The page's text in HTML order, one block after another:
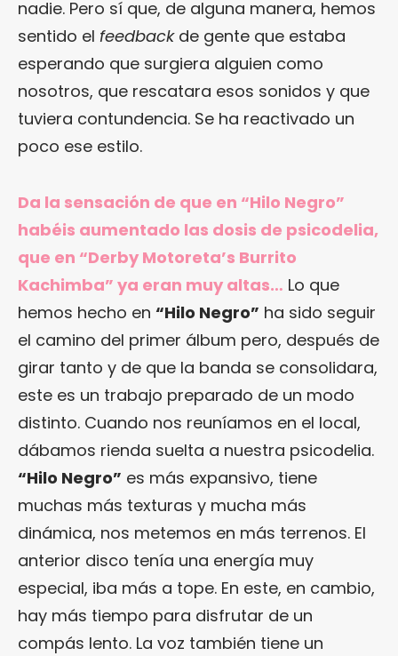
nadie. Pero sí que, de alguna manera, hemos
sentido el feedbackde gente que estaba
esperando que surgiera alguien como
nosotros, que rescatara esos sonidos y que
tuviera contundencia. Se ha reactivado un
poco ese estilo.
Da la sensación de que en “Hilo Negro”
habéis aumentado las dosis de psicodelia,
que en “Derby Motoreta’s Burrito
Kachimba” ya eran muy altas… Lo que
hemos hecho en “Hilo Negro” ha sido seguir
el camino del primer álbum pero, después de
girar tanto y de que la banda se consolidara,
este es un trabajo preparado de un modo
distinto. Cuando nos reuníamos en el local,
dábamos rienda suelta a nuestra psicodelia.
“Hilo Negro” es más expansivo, tiene
muchas más texturas y mucha más
dinámica, nos metemos en más terrenos. El
anterior disco tenía una energía muy
especial, iba más a tope. En este, en cambio,
hay más tiempo para disfrutar de un
compás lento. La voz también tiene un